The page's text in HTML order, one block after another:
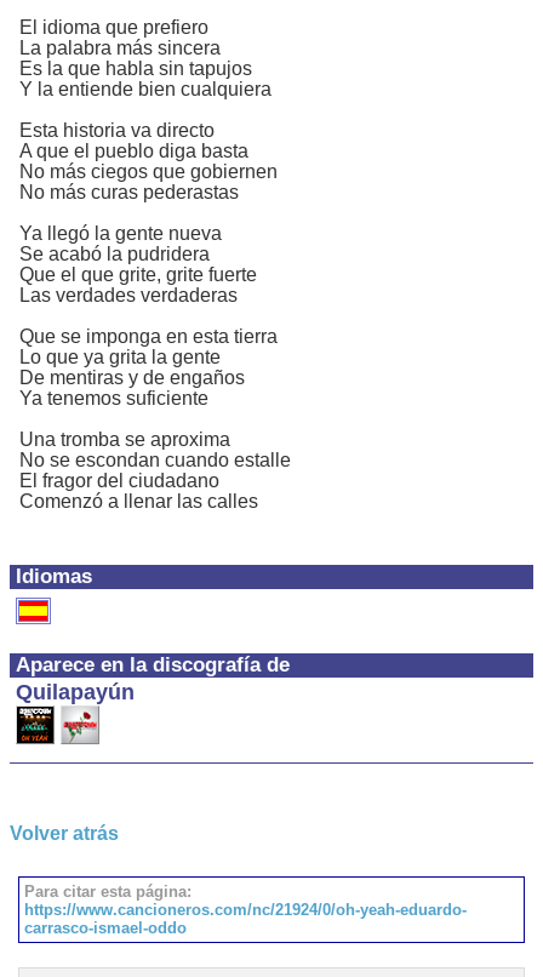
Idiomas
Aparece en la discografía de
Quilapayún
El idioma que prefiero
La palabra más sincera
Es la que habla sin tapujos
Y la entiende bien cualquiera
Esta historia va directo
A que el pueblo diga basta
No más ciegos que gobiernen
No más curas pederastas
Ya llegó la gente nueva
Se acabó la pudridera
Que el que grite, grite fuerte
Las verdades verdaderas
Que se imponga en esta tierra
Lo que ya grita la gente
De mentiras y de engaños
Ya tenemos suficiente
Una tromba se aproxima
No se escondan cuando estalle
El fragor del ciudadano
Comenzó a llenar las calles
Volver atrás
Para citar esta página:
https://www.cancioneros.com/nc/21924/0/oh-yeah-eduardo-
carrasco-ismael-oddo